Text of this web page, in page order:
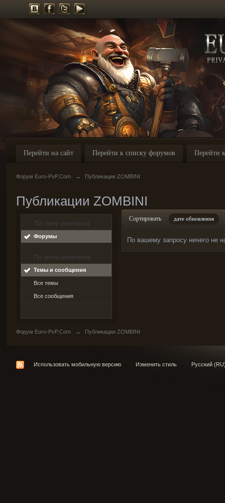
Перейти на сайт Перейти к списку форумов Перейти
Форум Euro-PvP.Com → Публикации ZOMBINI
Публикации ZOMBINI
По типу контента
Форумы
По пользователю
Темы и сообщения
Все темы
Все сообщения
Сортировать дате обновления
По вашему запросу ничего не
Форум Euro-PvP.Com → Публикации ZOMBINI
Использовать мобильную версию Изменить стиль Русский